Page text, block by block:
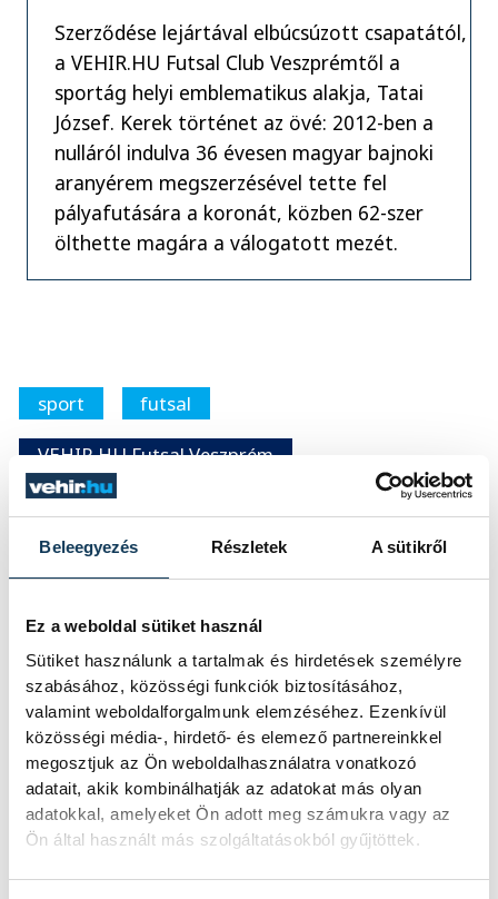
Beleegyezés Részletek A sütikről
Ez a weboldal sütiket használ
Sütiket használunk a tartalmak és hirdetések személyre
szabásához, közösségi funkciók biztosításához,
valamint weboldalforgalmunk elemzéséhez. Ezenkívül
közösségi média-, hirdető- és elemező partnereinkkel
megosztjuk az Ön weboldalhasználatra vonatkozó
adatait, akik kombinálhatják az adatokat más olyan
adatokkal, amelyeket Ön adott meg számukra vagy az
Ön által használt más szolgáltatásokból gyűjtöttek.
Szerződése lejártával elbúcsúzott csapatától,
a VEHIR.HU Futsal Club Veszprémtől a
sportág helyi emblematikus alakja, Tatai
József. Kerek történet az övé: 2012-ben a
nulláról indulva 36 évesen magyar bajnoki
aranyérem megszerzésével tette fel
pályafutására a koronát, közben 62-szer
ölthette magára a válogatott mezét.
sport
futsal
VEHIR.HU Futsal Veszprém
Tatai József
SZERZŐ
vehir.hu
Tál
Dominik
Események